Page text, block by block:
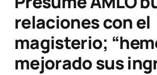
relaciones con el
magisterio;
mejorado sus